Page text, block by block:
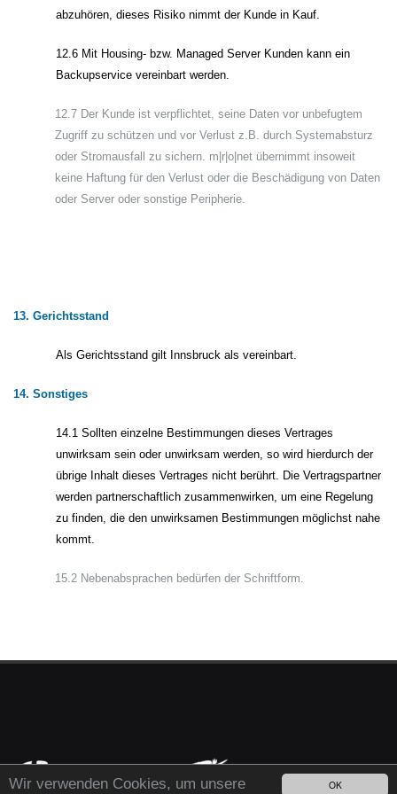
OK
Wir verwenden Cookies, um unsere
abzuhören, dieses Risiko nimmt der Kunde in Kauf.
12.6 Mit Housing- bzw. Managed Server Kunden kann ein
Backupservice vereinbart werden.
12.7 Der Kunde ist verpflichtet, seine Daten vor unbefugtem
Zugriff zu schützen und vor Verlust z.B. durch Systemabsturz
oder Stromausfall zu sichern. m|r|o|net übernimmt insoweit
keine Haftung für den Verlust oder die Beschädigung von Daten
oder Server oder sonstige Peripherie.
13. Gerichtsstand
Als Gerichtsstand gilt Innsbruck als vereinbart.
14. Sonstiges
14.1 Sollten einzelne Bestimmungen dieses Vertrages
unwirksam sein oder unwirksam werden, so wird hierdurch der
übrige Inhalt dieses Vertrages nicht berührt. Die Vertragspartner
werden partnerschaftlich zusammenwirken, um eine Regelung
zu finden, die den unwirksamen Bestimmungen möglichst nahe
kommt.
15.2 Nebenabsprachen bedürfen der Schriftform.